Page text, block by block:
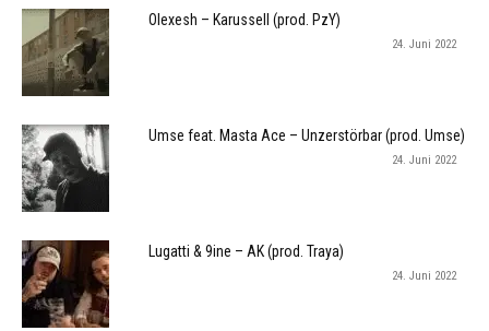
Olexesh – Karussell (prod. PzY)
24. Juni 2022
Umse feat. Masta Ace – Unzerstörbar (prod. Umse)
24. Juni 2022
Lugatti & 9ine – AK (prod. Traya)
24. Juni 2022